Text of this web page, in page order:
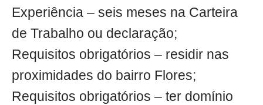
Experiência – seis meses na Carteira
de Trabalho ou declaração;
Requisitos obrigatórios – residir nas
proximidades do bairro Flores;
Requisitos obrigatórios – ter domínio